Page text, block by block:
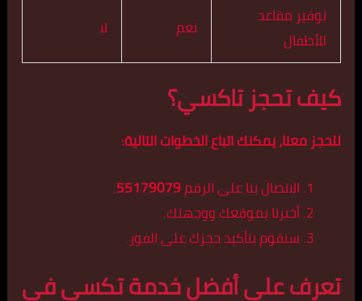
توفير مقاعد
للأطفال
نعم لا
كيف تحجز تاكسي؟
للحجز معنا، يمكنك اتباع الخطوات التالية:
الاتصال بنا على الرقم55179079
.
أخبرنا بموقعك ووجهتك.
سنقوم بتأكيد حجزك على الفور.
تعرف على أفضل خدمة تكسي في